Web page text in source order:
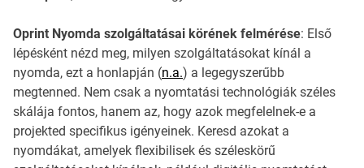
Oprint Nyomda szolgáltatásai körének felmérése: Első
lépésként nézd meg, milyen szolgáltatásokat kínál a
nyomda, ezt a honlapján (n.a.) a legegyszerűbb
megtenned. Nem csak a nyomtatási technológiák széles
skálája fontos, hanem az, hogy azok megfelelnek-e a
projekted specifikus igényeinek. Keresd azokat a
nyomdákat, amelyek flexibilisek és széleskörű